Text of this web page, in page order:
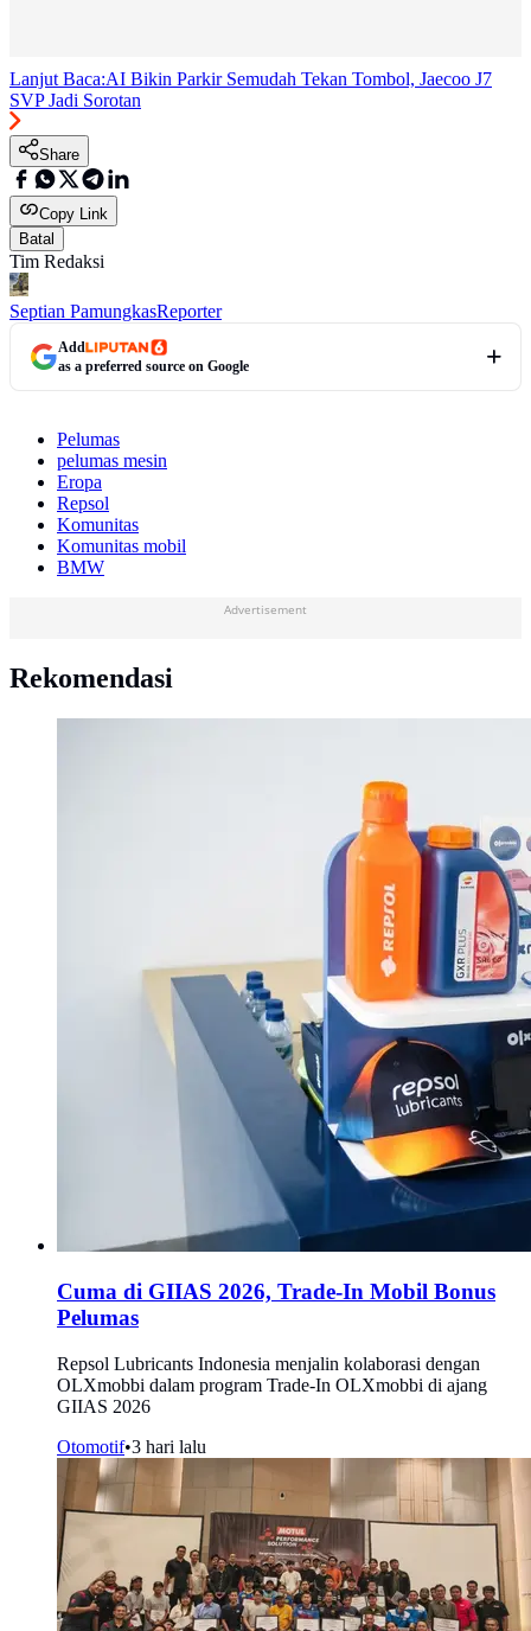
Lanjut Baca:AI Bikin Parkir Semudah Tekan Tombol, Jaecoo J7
SVP Jadi Sorotan
Share
Copy Link
Batal
Tim Redaksi
Septian PamungkasReporter
Add
as a preferred source on Google
Pelumas
pelumas mesin
Eropa
Repsol
Komunitas
Komunitas mobil
BMW
Advertisement
Rekomendasi
Cuma di GIIAS 2026, Trade-In Mobil Bonus
Pelumas
Repsol Lubricants Indonesia menjalin kolaborasi dengan
OLXmobbi dalam program Trade-In OLXmobbi di ajang
GIIAS 2026
Otomotif•3 hari lalu